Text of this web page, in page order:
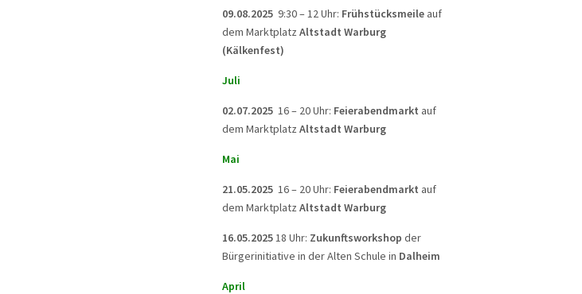
09.08.2025 9:30 – 12 Uhr: Frühstücksmeile auf
dem Marktplatz Altstadt Warburg
(Kälkenfest)
Juli
02.07.2025 16 – 20 Uhr: Feierabendmarkt auf
dem Marktplatz Altstadt Warburg
Mai
21.05.2025 16 – 20 Uhr: Feierabendmarkt auf
dem Marktplatz Altstadt Warburg
16.05.202518 Uhr: Zukunftsworkshop der
Bürgerinitiative in der Alten Schule in Dalheim
April